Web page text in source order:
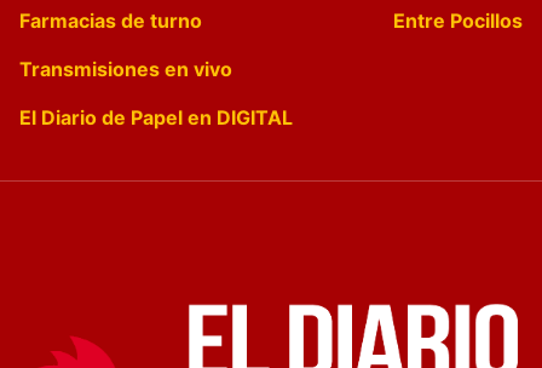
Farmacias de turno
Entre Pocillos
Transmisiones en vivo
El Diario de Papel en DIGITAL